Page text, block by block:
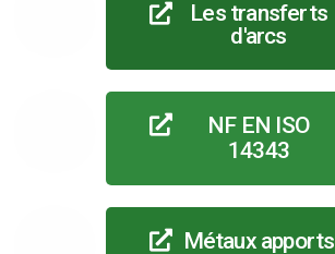
Les transferts
d'arcs
NF EN ISO
14343
Métaux apports